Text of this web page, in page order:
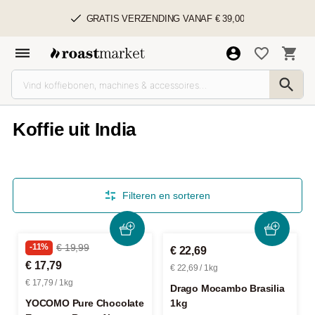
GRATIS VERZENDING VANAF € 39,00
Koffie uit India
Filteren en sorteren
-11% € 19,99
€ 17,79
€ 17,79 / 1kg
YOCOMO Pure Chocolate
€ 22,69
€ 22,69 / 1kg
Drago Mocambo Brasilia
1kg